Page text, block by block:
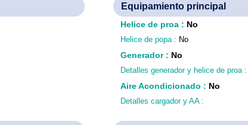
Equipamiento principal
Helice de proa : No
Helice de popa : No
Generador: No
Detalles generador y helice de proa :
Aire Acondicionado : No
Detalles cargador y AA :